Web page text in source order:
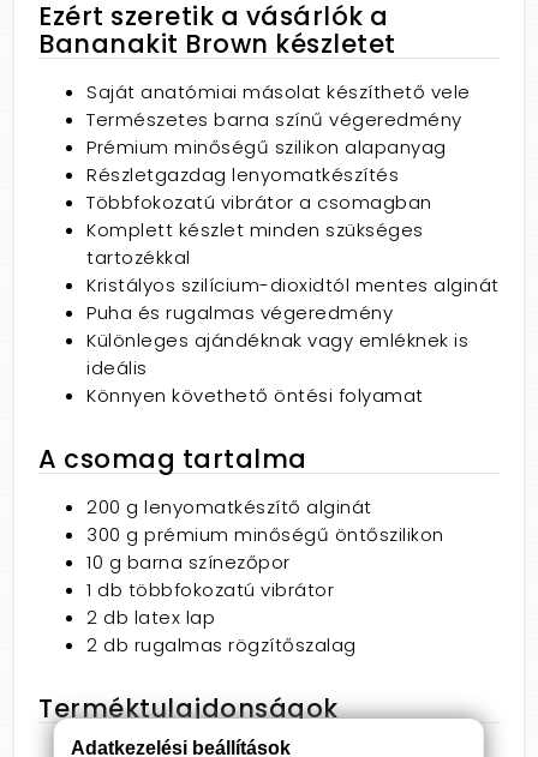
Ezért szeretik a vásárlók a
Bananakit Brown készletet
Saját anatómiai másolat készíthető vele
Természetes barna színű végeredmény
Prémium minőségű szilikon alapanyag
Részletgazdag lenyomatkészítés
Többfokozatú vibrátor a csomagban
Komplett készlet minden szükséges
tartozékkal
Kristályos szilícium-dioxidtól mentes alginát
Puha és rugalmas végeredmény
Különleges ajándéknak vagy emléknek is
ideális
Könnyen követhető öntési folyamat
A csomag tartalma
200 g lenyomatkészítő alginát
300 g prémium minőségű öntőszilikon
10 g barna színezőpor
1 db többfokozatú vibrátor
2 db latex lap
2 db rugalmas rögzítőszalag
Terméktulajdonságok
Adatkezelési beállítások